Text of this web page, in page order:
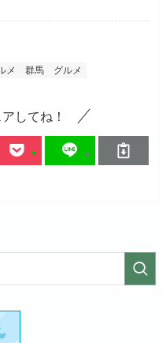
メ 群馬 グルメ
してね！